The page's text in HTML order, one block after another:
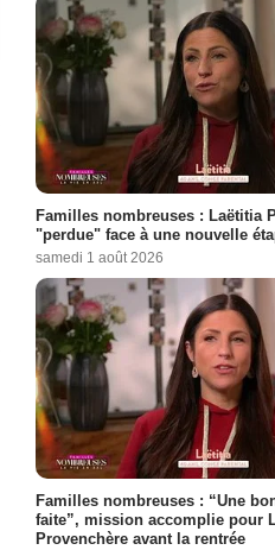
Familles nombreuses : Laëtitia
"perdue" face à une nouvelle
samedi 1 août 2026
Familles nombreuses : “Une
faite”, mission accomplie pour
Provenchère avant la rentrée